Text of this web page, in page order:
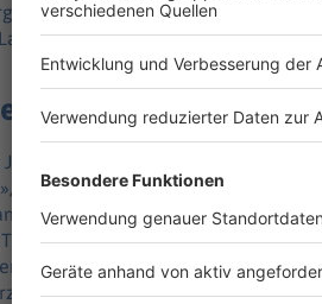
sie: «Und ich würde es nicht
der Jahre getan haben.»
Misserfolge
zurück. Sie war an der
«Jurassic Park», «Zurück in die
der Spitze von Lucasfilm war von
Mandalorian» und dem Film
US-Medien dagegen den Film